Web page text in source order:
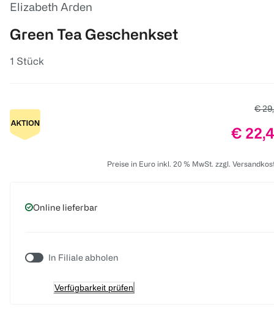
Elizabeth Arden
Green Tea Geschenkset
1 Stück
€
Preis:
€
Preise in Euro inkl. 20 % MwSt. zzgl.
Online lieferbar
In Filiale abholen
Verfügbarkeit prüfen